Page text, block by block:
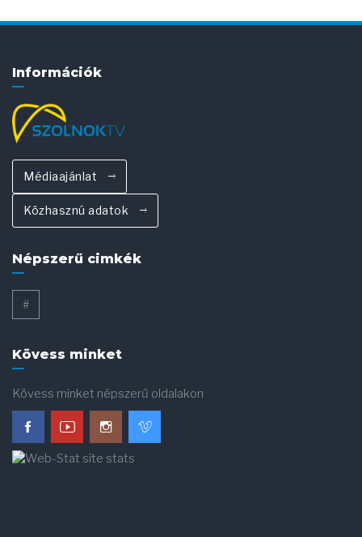
Információk
Médiaajánlat
Közhasznú adatok
Népszerű cimkék
#
Kövess minket
Kövess minket népszerű oldalakon